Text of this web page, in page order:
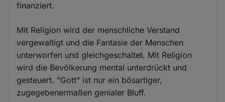
finanziert.
Mit Religion wird der menschliche Verstand
vergewaltigt und die Fantasie der Menschen
unterworfen und gleichgeschaltet. Mit Religion
wird die Bevölkerung mental unterdrückt und
gesteuert. "Gott" ist nur ein bösartiger,
zugegebenermaßen genialer Bluff.